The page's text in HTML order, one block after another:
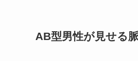
AB型男性が見せる